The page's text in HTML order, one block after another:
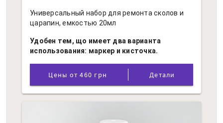
Универсальный набор для ремонта сколов и
царапин, емкостью 20мл
Удобен тем, що имеет два варианта
использования: маркер и кисточка.
Цены от 460 грн Детали